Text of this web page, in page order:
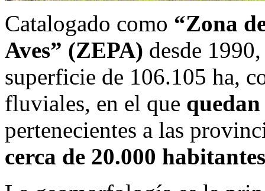
Catalogado como “Zona
Aves” (ZEPA) desde
superficie de 106.105 ha,
fluviales, en el que
pertenecientes a las
cerca de 20.000